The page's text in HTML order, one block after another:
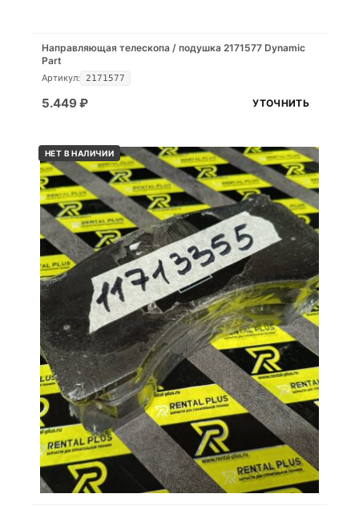
Направляющая телескопа / подушка 2171577 Dynamic
Part
Артикул: 2171577
5.449 ₽ УТОЧНИТЬ
НЕТ В НАЛИЧИИ